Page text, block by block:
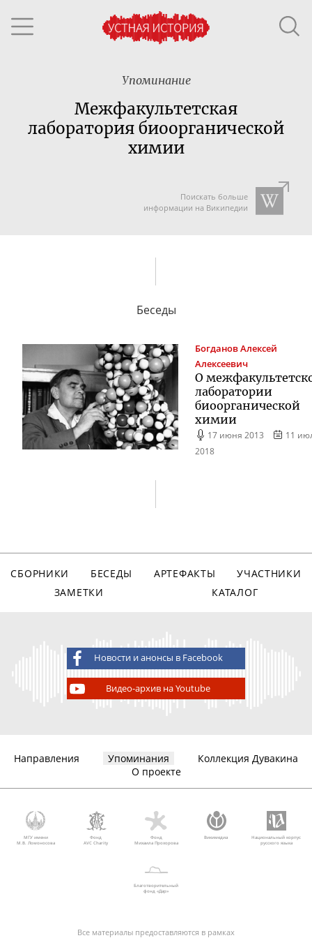
Упоминание
Межфакультетская
лаборатория биоорганической
химии
Поискать больше
информации на Википедии
Беседы
БогдановАлексей
Алексеевич
О
лаборатории
биоорганической
химии
17 июня 2013
11
2018
СБОРНИКИ БЕСЕДЫ АРТЕФАКТЫ
УЧАСТНИКИ
ЗАМЕТКИ
КАТАЛОГ
Новости и анонсы в Facebook
Видео-архив на Youtube
Направления Упоминания
Коллекция Дувакина
О проекте
МГУ имени
М.В. Ломоносова
Фонд
AVC Charity
Фонд
Михаила Прохорова
Викимедиа
Национальный корпус
русского языка
Благотворительный
фонд «Дар»
Все материалы предоставляются в рамках